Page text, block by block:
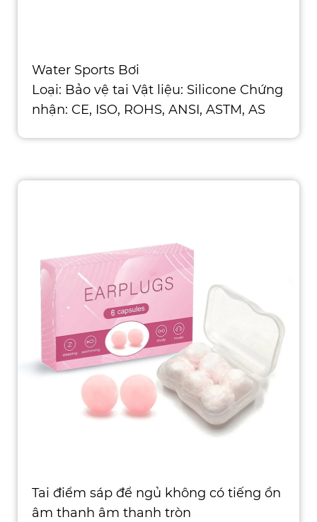
Water Sports Bơi
Loại: Bảo vệ tai Vật liệu: Silicone Chứng
nhận: CE, ISO, ROHS, ANSI, ASTM, AS
Tai điểm sáp để ngủ không có tiếng ồn
âm thanh âm thanh tròn